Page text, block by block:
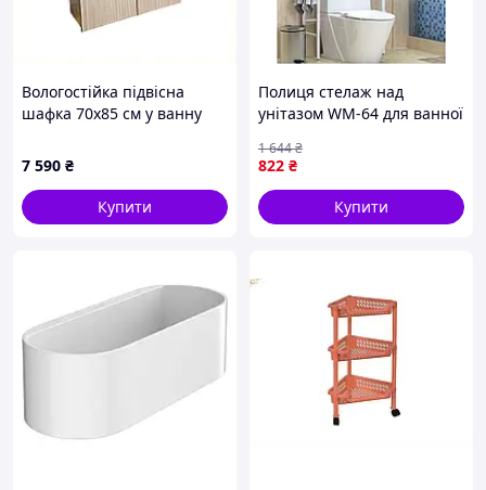
Вологостійка підвісна
шафка 70х85 см у ванну
7 590 ₴
Купити
Полиця стелаж над
унітазом WM-64 для ванної
сталі з 3 полицями
822 ₴
1 644₴
Купити